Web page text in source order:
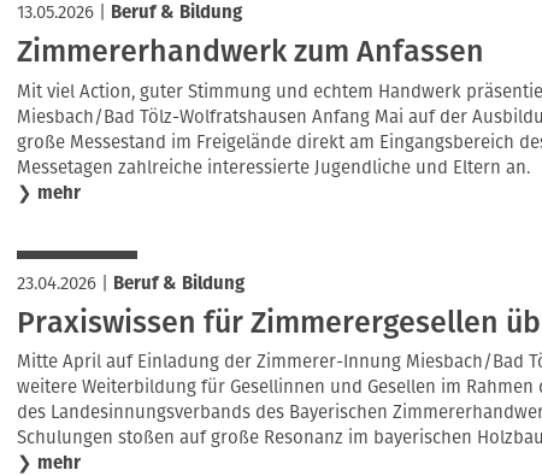
13.05.2026| Beruf & Bildung
Zimmererhandwerk zum Anfassen
Mit viel Action, guter Stimmung und echtem Handwerk
Miesbach/Bad Tölz-Wolfratshausen Anfang Mai auf der
große Messestand im Freigelände direkt am Eingangsbereich
Messetagen zahlreiche interessierte Jugendliche und Eltern an.
❯ mehr
23.04.2026| Beruf & Bildung
Praxiswissen für Zimmerergesellen
Mitte April auf Einladung der Zimmerer-Innung Miesbach/Bad
weitere Weiterbildung für Gesellinnen und Gesellen im
des Landesinnungsverbands des Bayerischen
Schulungen stoßen auf große Resonanz im bayerischen
❯ mehr